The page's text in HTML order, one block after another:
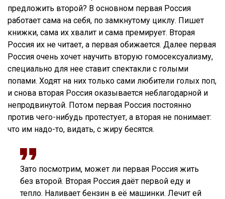
предложить второй? В основном первая Россия
работает сама на себя, по замкнутому циклу. Пишет
книжки, сама их хвалит и сама премирует. Вторая
Россия их не читает, а первая обижается. Далее первая
Россия очень хочет научить вторую гомосексуализму,
специально для нее ставит спектакли с голыми
попами. Ходят на них только сами любители голых поп,
и снова вторая Россия оказывается неблагодарной и
непродвинутой. Потом первая Россия постоянно
против чего-нибудь протестует, а вторая не понимает:
что им надо-то, видать, с жиру бесятся.
Зато посмотрим, может ли первая Россия жить
без второй. Вторая Россия даёт первой еду и
тепло. Наливает бензин в её машинки. Лечит ей